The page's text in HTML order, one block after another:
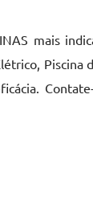
mais
Piscina